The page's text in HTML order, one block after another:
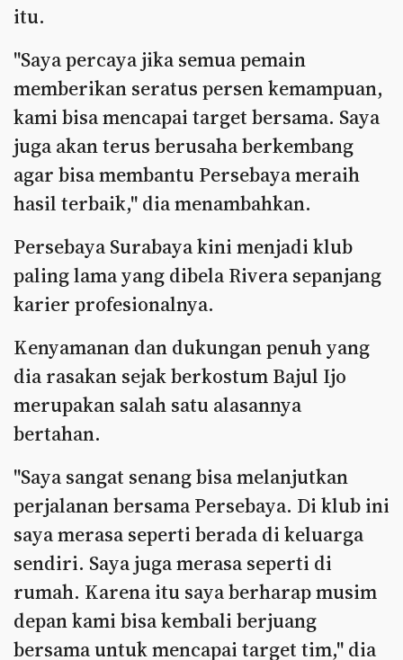
itu.
"Saya percaya jika semua pemain
memberikan seratus persen kemampuan,
kami bisa mencapai target bersama. Saya
juga akan terus berusaha berkembang
agar bisa membantu Persebaya meraih
hasil terbaik," dia menambahkan.
Persebaya Surabaya kini menjadi klub
paling lama yang dibela Rivera sepanjang
karier profesionalnya.
Kenyamanan dan dukungan penuh yang
dia rasakan sejak berkostum Bajul Ijo
merupakan salah satu alasannya
bertahan.
"Saya sangat senang bisa melanjutkan
perjalanan bersama Persebaya. Di klub ini
saya merasa seperti berada di keluarga
sendiri. Saya juga merasa seperti di
rumah. Karena itu saya berharap musim
depan kami bisa kembali berjuang
bersama untuk mencapai target tim," dia